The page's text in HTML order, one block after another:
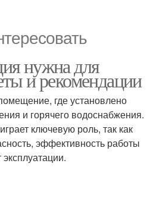
нужна для
и рекомендации
где установлено
и горячего водоснабжения.
ключевую роль, так как
эффективность работы